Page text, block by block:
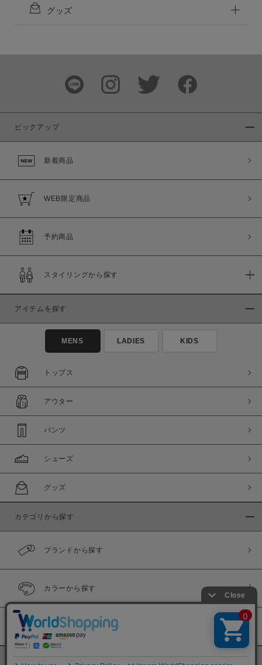
この条件で絞り込む
グッズ
ピックアップ
新着商品
WEB限定商品
予約商品
スタイリングから探す
アイテムを探す
MENS LADIES KIDS
トップス
アウター
パンツ
シューズ
グッズ
カテゴリから探す
ブランドから探す
カラーから探す
履き比べ可能商品